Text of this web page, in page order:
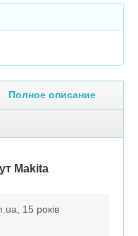
Полное описание
Makita
15 років